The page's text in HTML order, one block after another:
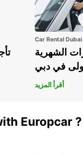
Car Rental Dubai
الشهرية
في دبي
أقرأ المزيد
Europcar ?